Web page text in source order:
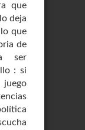
que
deja
que
de
ser
: si